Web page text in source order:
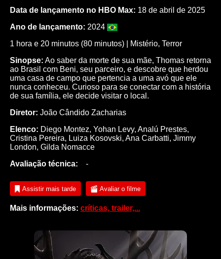
Data de lançamento no HBO Max: 18 de abril de 2025
Ano de lançamento: 2024
1 hora e 20 minutos (80 minutos) |
Mistério, Terror
Sinopse: Ao saber da morte de sua mãe, Thomas retorna
ao Brasil com Beni, seu parceiro, e descobre que herdou
uma casa de campo que pertencia a uma avó que ele
nunca conheceu. Curioso para se conectar com a história
de sua família, ele decide visitar o local.
Diretor: João Cândido Zacharias
Elenco: Diego Montez, Yohan Levy, Analú Prestes,
Cristina Pereira, Luiza Kosovski, Ana Carbatti, Jimmy
London, Gilda Nomacce
Avaliação técnica:
-
Assistir mais tarde Avaliar o filme
Mais informações: críticas, trailer,...